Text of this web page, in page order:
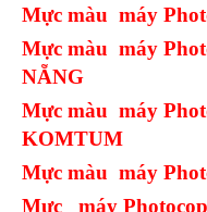
Mực màu máy
Mực màu máy
NẴNG
Mực màu máy
KOMTUM
Mực màu máy
Mực máy